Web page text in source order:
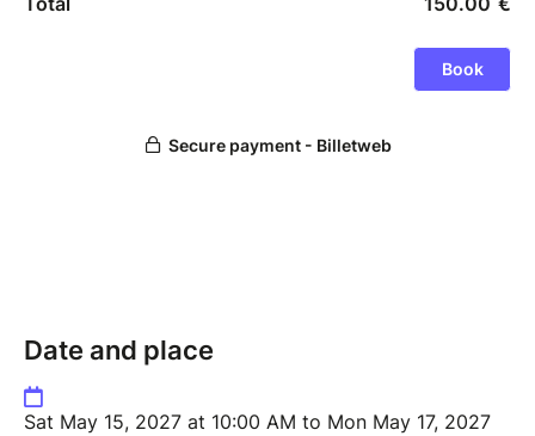
Date and place
Sat May 15, 2027 at 10:00 AM to Mon May 17, 2027